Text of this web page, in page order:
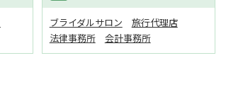
ブライダルサロン
旅行代理店
法律事務所
会計事務所